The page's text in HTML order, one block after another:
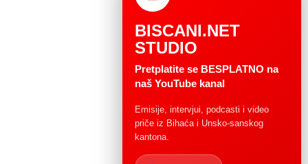
BISCANI.NET
STUDIO
Pretplatite se BESPLATNO na
naš YouTube kanal
Emisije, intervjui, podcasti i video
priče iz Bihaća i Unsko-sanskog
kantona.